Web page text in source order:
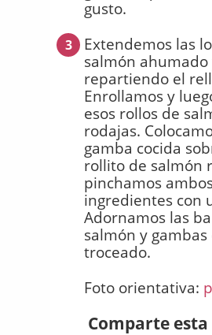
gusto.
3
Extendemos las
salmón ahumado
repartiendo el
Enrollamos y
esos rollos de
rodajas.
gamba cocida
rollito de salmón
pinchamos
ingredientes con
Adornamos las
salmón y
troceado.
Foto orientativa:
Comparte